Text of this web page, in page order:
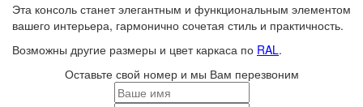
Эта консоль станет элегантным и функциональным элементом
вашего интерьера, гармонично сочетая стиль и практичность.
Возможны другие размеры и цвет каркаса по RAL.
Оставьте свой номер и мы Вам перезвоним